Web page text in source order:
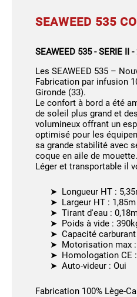
SEAWEED 535
SEAWEED 535 - SERIE II -
Les SEAWEED 535 –
Fabrication par infusion
Gironde (33).
Le confort à bord a été
de soleil plus grand et
volumineux offrant un
optimisé pour les
sa grande stabilité avec
coque en aile de mouette.
Léger et transportable il
Longueur HT :
Largeur HT : 1,85m
Tirant d'eau :
Poids à vide :
Capacité
Motorisation max
Homologation CE
Auto-videur : Oui
Fabrication 100% Lège-